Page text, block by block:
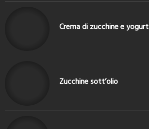
Crema di zucchine e yogurt
Zucchine sott’olio